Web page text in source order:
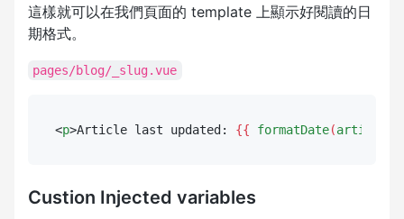
這樣就可以在我們頁面的 template 上顯示好閱讀的日
期格式。
pages/blog/_slug.vue
<p>Article last updated: {{ formatDate(
Custion Injected variables